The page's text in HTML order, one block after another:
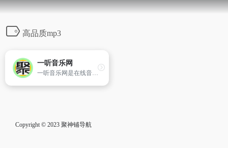
高品质mp3
一听音乐网
一听音乐网是在线音乐网站，提供免费歌曲在线试听、下载。一听音乐网拥有正版、庞大、完整的曲库，歌曲更新迅速，试听流畅，口碑极佳。一听音乐网，每天听一听
Copyright © 2023 聚神铺导航